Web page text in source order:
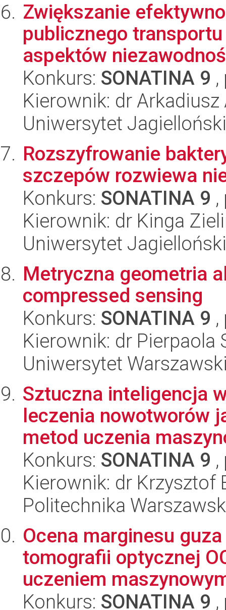
Zwiększanie
publicznego
aspektów
Konkurs: SONATINA 9
Kierownik: dr
Uniwersytet Jagielloński
Rozszyfrowanie
szczepów rozwiewa
Konkurs: SONATINA 9
Kierownik: dr Kinga
Uniwersytet Jagielloński
Metryczna geometria
compressed sensing
Konkurs: SONATINA 9
Kierownik: dr Pierpaola
Uniwersytet
Sztuczna inteligencja
leczenia nowotworów
metod uczenia
Konkurs: SONATINA 9
Kierownik: dr Krzysztof
Politechnika
Ocena marginesu
tomografii optycznej
uczeniem
Konkurs: SONATINA 9